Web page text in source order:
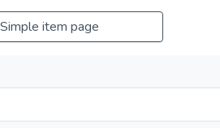
Simple item page